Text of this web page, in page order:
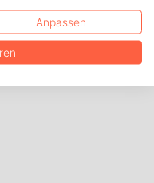
Anpassen